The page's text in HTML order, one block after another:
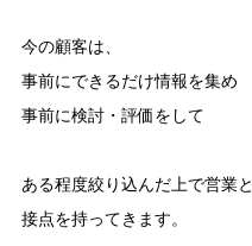
今の顧客は、
事前にできるだけ情報を集め
事前に検討・評価をして
ある程度絞り込んだ上で営業と
接点を持ってきます。